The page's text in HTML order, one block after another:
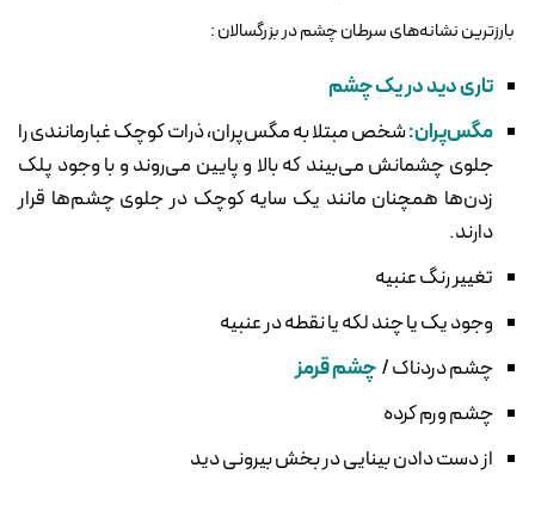
بارزترین نشانه‌های سرطان چشم در بزرگسالان :
تاری دید در یک چشم
مگس‌پران:شخص مبتلا به مگس‌پران، ذرات کوچک غبارمانندی را
جلوی چشمانش می‌بیند که بالا و پایین می‌روند و با وجود پلک
زدن‌ها همچنان مانند یک سایه کوچک در جلوی چشم‌ها قرار
دارند.
تغییر رنگ عنبیه
وجود یک یا چند لکه یا نقطه در عنبیه
چشم دردناک /چشم قرمز
چشم ورم کرده
از دست دادن بینایی در بخش بیرونی دید